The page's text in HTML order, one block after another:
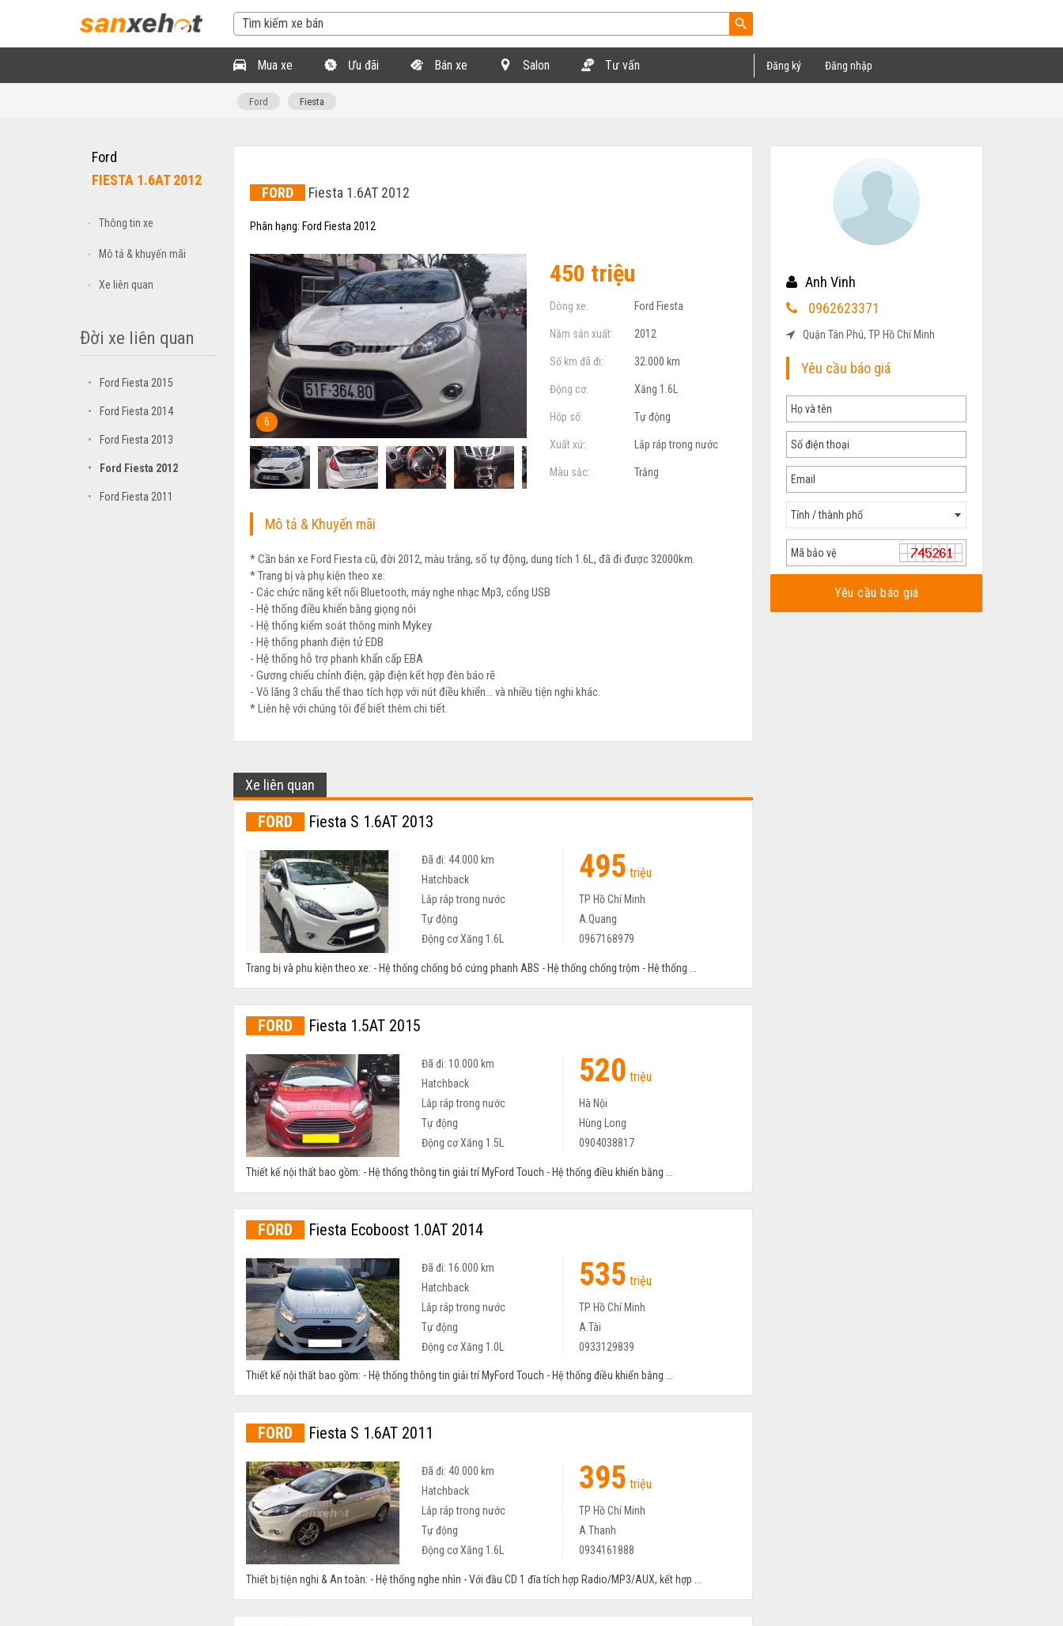
search
Mua xe Ưu đãi Bán xe Salon Tư vấn Đăng ký Đăng nhập
Ford Fiesta
Ford
FIESTA 1.6AT 2012
• Thông tin xe
• Mô tả & khuyến mãi
• Xe liên quan
Đời xe liên quan
• Ford Fiesta 2015
• Ford Fiesta 2014
• Ford Fiesta 2013
• Ford Fiesta 2012
• Ford Fiesta 2011
FORD Fiesta 1.6AT 2012
Phân hạng: Ford Fiesta 2012
6
450 triệu
Dòng xe: Ford Fiesta
Năm sản xuất: 2012
Số km đã đi: 32.000 km
Động cơ: Xăng 1.6L
Hộp số: Tự động
Xuất xứ: Lắp ráp trong nước
Màu sắc: Trắng
Mô tả & Khuyến mãi
* Cần bán xe Ford Fiesta cũ, đời 2012, màu trắng, số tự động, dung tích 1.6L, đã đi được 32000km.
* Trang bị và phụ kiện theo xe:
- Các chức năng kết nối Bluetooth, máy nghe nhạc Mp3, cổng USB
- Hệ thống điều khiển bằng giọng nói
- Hệ thống kiểm soát thông minh Mykey
- Hệ thống phanh điện tử EDB
- Hệ thống hỗ trợ phanh khẩn cấp EBA
- Gương chiếu chỉnh điện, gập điện kết hợp đèn báo rẽ
- Vô lăng 3 chấu thể thao tích hợp với nút điều khiển... và nhiều tiện nghi khác.
* Liên hệ với chúng tôi để biết thêm chi tiết.
Xe liên quan
FORD Fiesta S 1.6AT 2013
Đã đi: 44.000 km 495 triệu
Hatchback
Lắp ráp trong nước
TP Hồ Chí Minh
Tự động
A.Quang
Động cơ Xăng 1.6L
0967168979
Trang bị và phu kiện theo xe: - Hệ thống chống bó cứng phanh ABS - Hệ thống chống trộm - Hệ thống ...
FORD Fiesta 1.5AT 2015
Đã đi: 10.000 km 520 triệu
Hatchback
Lắp ráp trong nước
Hà Nội
Tự động
Hùng Long
Động cơ Xăng 1.5L
0904038817
Thiết kế nội thất bao gồm: - Hệ thống thông tin giải trí MyFord Touch - Hệ thống điều khiển bằng ...
FORD Fiesta Ecoboost 1.0AT 2014
Đã đi: 16.000 km 535 triệu
Hatchback
Lắp ráp trong nước
TP Hồ Chí Minh
Tự động
A.Tài
Động cơ Xăng 1.0L
0933129839
Thiết kế nội thất bao gồm: - Hệ thống thông tin giải trí MyFord Touch - Hệ thống điều khiển bằng ...
FORD Fiesta S 1.6AT 2011
Đã đi: 40.000 km 395 triệu
Hatchback
Lắp ráp trong nước
TP Hồ Chí Minh
Tự động
A.Thanh
Động cơ Xăng 1.6L
0934161888
Thiết bị tiện nghi & An toàn: - Hệ thống nghe nhìn - Với đầu CD 1 đĩa tích hợp Radio/MP3/AUX, kết hợp ...
Anh Vinh
0962623371
Quận Tân Phú, TP Hồ Chí Minh
Yêu cầu báo giá
Tỉnh / thành phố
Yêu cầu báo giá